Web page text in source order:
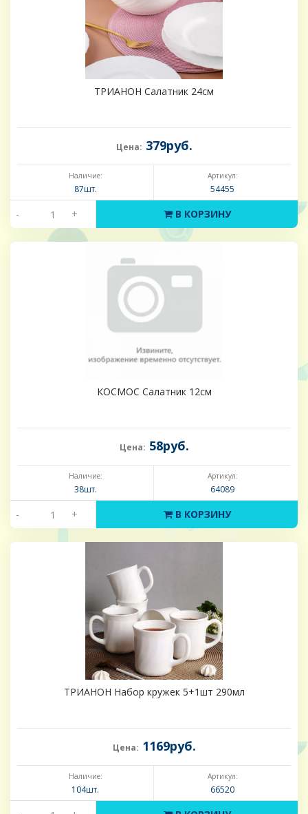
ТРИАНОН Салатник 24см
Цена: 379руб.
Наличие:
87шт.
Артикул:
54455
- + В КОРЗИНУ
КОСМОС Салатник 12см
Цена: 58руб.
Наличие:
38шт.
Артикул:
64089
- + В КОРЗИНУ
ТРИАНОН Набор кружек 5+1шт 290мл
Цена: 1169руб.
Наличие:
104шт.
Артикул:
66520